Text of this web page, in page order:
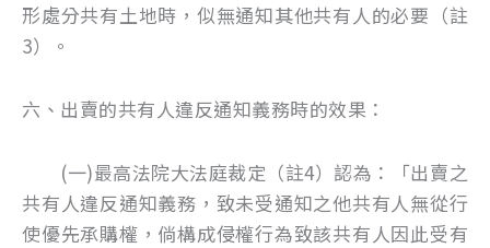
形處分共有土地時，似無通知其他共有人的必要（註
3）。
六、出賣的共有人違反通知義務時的效果：
(一)最高法院大法庭裁定（註4）認為：「出賣之
共有人違反通知義務，致未受通知之他共有人無從行
使優先承購權，倘構成侵權行為致該共有人因此受有